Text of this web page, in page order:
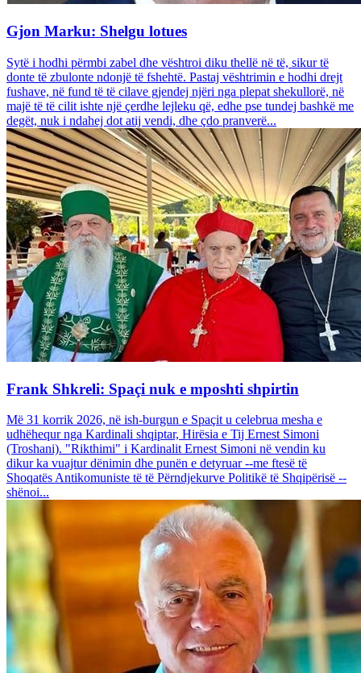
Gjon Marku: Shelgu lotues
Sytë i hodhi përmbi zabel dhe vështroi diku thellë në të, sikur të
donte të zbulonte ndonjë të fshehtë. Pastaj vështrimin e hodhi drejt
fushave, në fund të të cilave gjendej njëri nga plepat shekullorë, në
majë të të cilit ishte një çerdhe lejleku që, edhe pse tundej bashkë me
degët, nuk i ndahej dot atij vendi, dhe çdo pranverë...
Frank Shkreli: Spaçi nuk e mposhti shpirtin
Më 31 korrik 2026, në ish-burgun e Spaçit u celebrua mesha e
udhëhequr nga Kardinali shqiptar, Hirësia e Tij Ernest Simoni
(Troshani). "Rikthimi" i Kardinalit Ernest Simoni në vendin ku
dikur ka vuajtur dënimin dhe punën e detyruar --me ftesë të
Shoqatës Antikomuniste të të Përndjekurve Politikë të Shqipërisë --
shënoi...